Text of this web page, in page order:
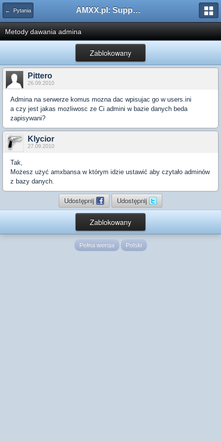
← Pytania AMXX.pl: Support AMX Mod X i SourceMod
Metody dawania admina
Zablokowany
Pittero
26.09.2010
Admina na serwerze komus mozna dac wpisujac go w users.ini
a czy jest jakas mozliwosc ze Ci admini w bazie danych beda
zapisywani?
Klycior
27.09.2010
Tak,
Możesz użyć amxbansa w którym idzie ustawić aby czytało adminów
z bazy danych.
Udostępnij Udostępnij
Zablokowany
Pełna wersja Polski